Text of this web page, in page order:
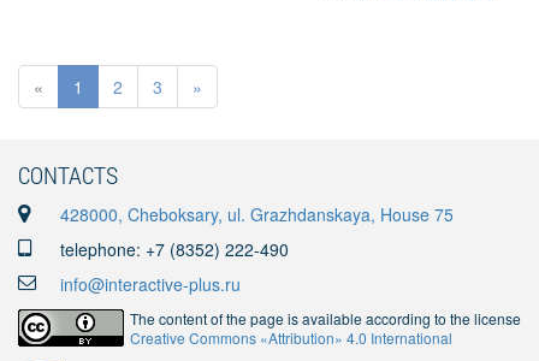
« 1 2 3 »
CONTACTS
428000, Cheboksary, ul. Grazhdanskaya, House 75
telephone: +7 (8352) 222-490
info@interactive-plus.ru
The content of the page is available according to the license
Creative Commons «Attribution» 4.0 International